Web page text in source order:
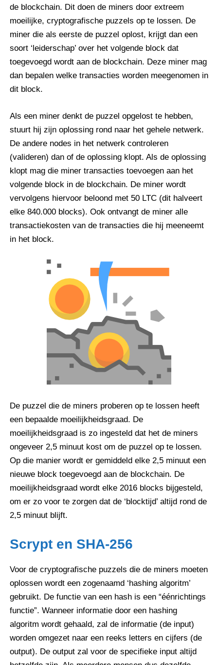
de blockchain. Dit doen de miners door extreem
moeilijke, cryptografische puzzels op te lossen. De
miner die als eerste de puzzel oplost, krijgt dan een
soort ‘leiderschap’ over het volgende block dat
toegevoegd wordt aan de blockchain. Deze miner mag
dan bepalen welke transacties worden meegenomen in
dit block.
Als een miner denkt de puzzel opgelost te hebben,
stuurt hij zijn oplossing rond naar het gehele netwerk.
De andere nodes in het netwerk controleren
(valideren) dan of de oplossing klopt. Als de oplossing
klopt mag die miner transacties toevoegen aan het
volgende block in de blockchain. De miner wordt
vervolgens hiervoor beloond met 50 LTC (dit halveert
elke 840.000 blocks). Ook ontvangt de miner alle
transactiekosten van de transacties die hij meeneemt
in het block.
De puzzel die de miners proberen op te lossen heeft
een bepaalde moeilijkheidsgraad. De
moeilijkheidsgraad is zo ingesteld dat het de miners
ongeveer 2,5 minuut kost om de puzzel op te lossen.
Op die manier wordt er gemiddeld elke 2,5 minuut een
nieuwe block toegevoegd aan de blockchain. De
moeilijkheidsgraad wordt elke 2016 blocks bijgesteld,
om er zo voor te zorgen dat de ‘blocktijd’ altijd rond de
2,5 minuut blijft.
Scrypt en SHA-256
Voor de cryptografische puzzels die de miners moeten
oplossen wordt een zogenaamd ‘hashing algoritm’
gebruikt. De functie van een hash is een “éénrichtings
functie”. Wanneer informatie door een hashing
algoritm wordt gehaald, zal de informatie (de input)
worden omgezet naar een reeks letters en cijfers (de
output). De output zal voor de specifieke input altijd